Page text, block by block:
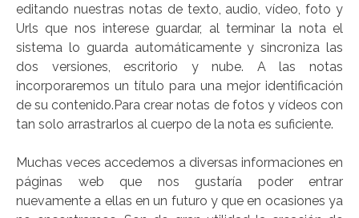
editando nuestras notas de texto, audio, vídeo, foto y
Urls que nos interese guardar, al terminar la nota el
sistema lo guarda automáticamente y sincroniza las
dos versiones, escritorio y nube. A las notas
incorporaremos un título para una mejor identificación
de su contenido.Para crear notas de fotos y vídeos con
tan solo arrastrarlos al cuerpo de la nota es suficiente.
Muchas veces accedemos a diversas informaciones en
páginas web que nos gustaría poder entrar
nuevamente a ellas en un futuro y que en ocasiones ya